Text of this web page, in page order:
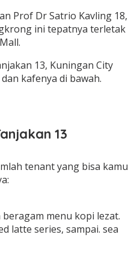
Prof Dr Satrio Kavling 18,
ini tepatnya terletak
13, Kuningan City
kafenya di bawah.
13
tenant yang bisa kamu
menu kopi lezat.
latte series, sampai. sea